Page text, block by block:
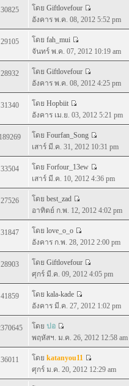
30825 โดย Giftlovefour
อังคาร พ.ค. 08, 2012 5:52 pm
29105 โดย fah_mui
จันทร์ พ.ค. 07, 2012 10:19 am
28932 โดย Giftlovefour
อังคาร พ.ค. 08, 2012 4:25 pm
31340 โดย Hopbiit
อังคาร เม.ย. 03, 2012 5:21 pm
189269 โดย Fourfan_Song
เสาร์ มี.ค. 31, 2012 10:31 pm
33504 โดย Forfour_13ew
เสาร์ มี.ค. 10, 2012 4:36 pm
27526 โดย best_zad
อาทิตย์ ก.พ. 12, 2012 4:02 pm
31847 โดย love_o_o
อังคาร ก.พ. 28, 2012 2:00 pm
28903 โดย Giftlovefour
ศุกร์ มี.ค. 09, 2012 4:05 pm
41859 โดย kala-kade
อังคาร มี.ค. 27, 2012 1:02 pm
โดย ปอ
พฤหัสฯ. ม.ค. 26, 2012 12:58 am
36011 โดย katanyou11
ศุกร์ ม.ค. 20, 2012 12:29 am